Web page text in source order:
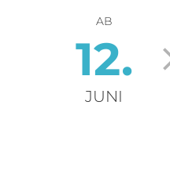
AB
12.
JUNI